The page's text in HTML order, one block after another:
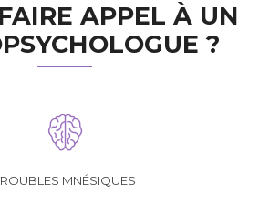
APPEL À UN
?
MNÉSIQUES